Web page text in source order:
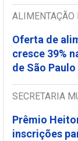
ALIMENTAÇÃO
Oferta de
cresce 39%
de São Paulo
SECRETARIA
Prêmio
inscrições